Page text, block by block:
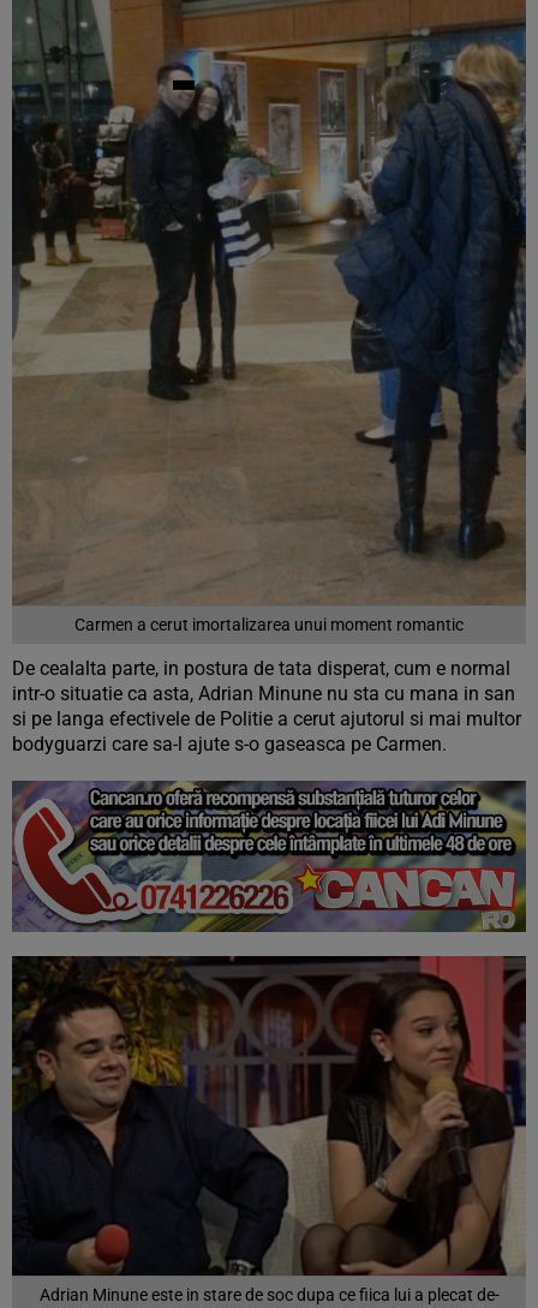
Carmen a cerut imortalizarea unui moment romantic
De cealalta parte, in postura de tata disperat, cum e normal
intr-o situatie ca asta, Adrian Minune nu sta cu mana in san
si pe langa efectivele de Politie a cerut ajutorul si mai multor
bodyguarzi care sa-l ajute s-o gaseasca pe Carmen.
Adrian Minune este in stare de soc dupa ce fiica lui a plecat de-